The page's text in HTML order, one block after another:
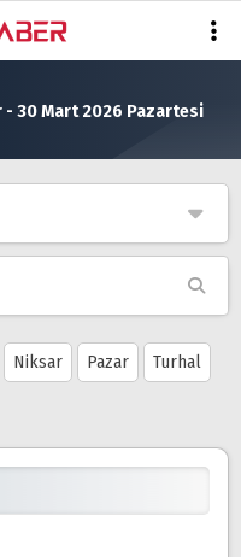
- 30 Mart 2026 Pazartesi
Niksar Pazar Turhal